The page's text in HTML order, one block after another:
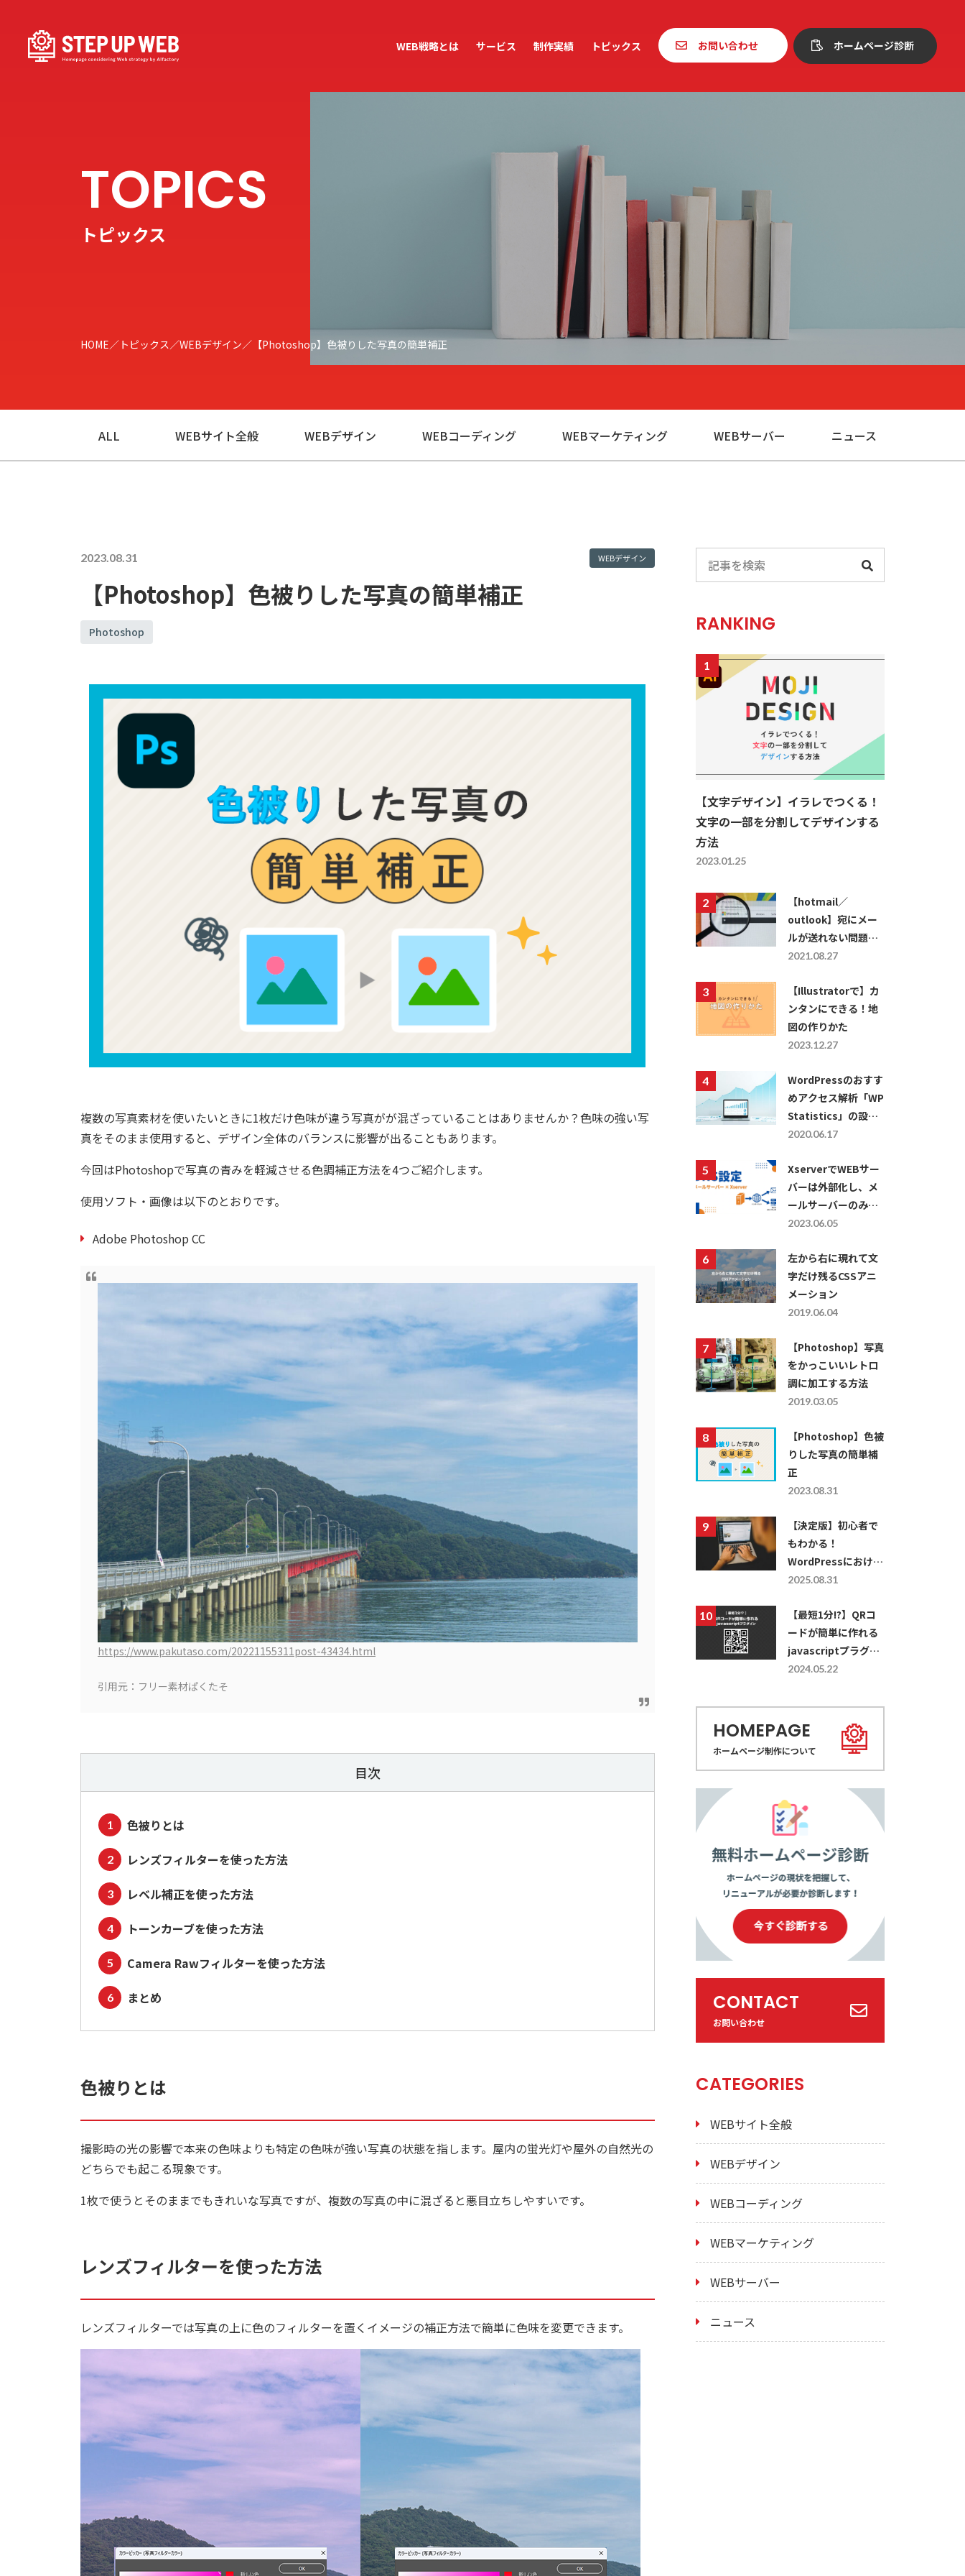
WEB戦略とは サービス 制作実績 トピックス お問い合わせ ホームページ診断
トピックス
HOME トピックス WEBデザイン 【Photoshop】色被りした写真の簡単補正
ALL WEBサイト全般 WEBデザイン WEBコーディング WEBマーケティング WEBサーバー ニュース
2023.08.31 WEBデザイン
【Photoshop】色被りした写真の簡単補正
Photoshop
複数の写真素材を使いたいときに1枚だけ色味が違う写真がが混ざっていることはありませんか？色味の強い写
真をそのまま使用すると、デザイン全体のバランスに影響が出ることもあります。
今回はPhotoshopで写真の青みを軽減させる色調補正方法を4つご紹介します。
使用ソフト・画像は以下のとおりです。
Adobe Photoshop CC
https://www.pakutaso.com/20221155311post-43434.html
引用元： フリー素材ぱくたそ
目次
色被りとは
レンズフィルターを使った方法
レベル補正を使った方法
トーンカーブを使った方法
Camera Rawフィルターを使った方法
まとめ
色被りとは
撮影時の光の影響で本来の色味よりも特定の色味が強い写真の状態を指します。屋内の蛍光灯や屋外の自然光の
どちらでも起こる現象です。
1枚で使うとそのままでもきれいな写真ですが、複数の写真の中に混ざると悪目立ちしやすいです。
レンズフィルターを使った方法
レンズフィルターでは写真の上に色のフィルターを置くイメージの補正方法で簡単に色味を変更できます。
RANKING
【文字デザイン】イラレでつくる！
文字の一部を分割してデザインする
方法
2023.01.25
【hotmail／
outlook】宛にメー
ルが送れない問題を
解決する方法
2021.08.27
【Illustratorで】カ
ンタンにできる！地
図の作りかた
2023.12.27
WordPressのおすす
めアクセス解析「WP
Statistics」の設定
方法・使い方につい
2020.06.17
XserverでWEBサー
バーは外部化し、メ
ールサーバーのみを
利用したい場合の
2023.06.05
左から右に現れて文
字だけ残るCSSアニ
メーション
2019.06.04
【Photoshop】写真
をかっこいいレトロ
調に加工する方法
2019.03.05
【Photoshop】色被
りした写真の簡単補
正
2023.08.31
【決定版】初心者で
もわかる！
WordPressにおける
レスポンシブ対応の
2025.08.31
【最短1分!?】QRコ
ードが簡単に作れる
javascriptプラグイ
ン
2024.05.22
HOMEPAGE
ホームページ制作について
CONTACT
お問い合わせ
CATEGORIES
WEBサイト全般
WEBデザイン
WEBコーディング
WEBマーケティング
WEBサーバー
ニュース